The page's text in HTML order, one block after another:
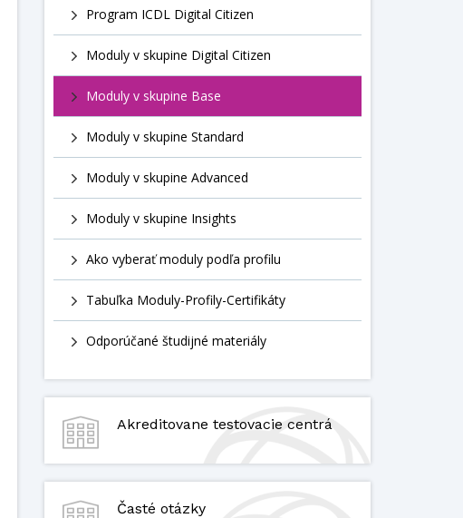
Program ICDL Digital Citizen
Moduly v skupine Digital Citizen
Moduly v skupine Base
Moduly v skupine Standard
Moduly v skupine Advanced
Moduly v skupine Insights
Ako vyberať moduly podľa profilu
Tabuľka Moduly-Profily-Certifikáty
Odporúčané študijné materiály
Akreditovane testovacie centrá
Časté otázky